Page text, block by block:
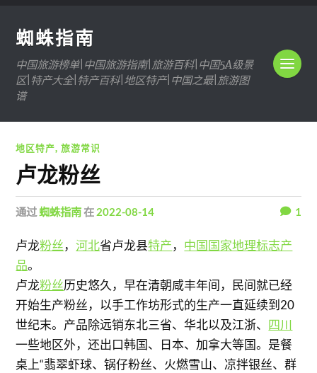
蜘蛛指南
中国旅游榜单|中国旅游指南|旅游百科|中国5A级景
区|特产大全|特产百科|地区特产|中国之最|旅游图
谱
地区特产,旅游常识
卢龙粉丝
通过蜘蛛指南在 2022-08-14 1
卢龙粉丝，河北省卢龙县特产， 中国国家地理标志产
品。
卢龙粉丝历史悠久，早在清朝咸丰年间，民间就已经
开始生产粉丝，以手工作坊形式的生产一直延续到20
世纪末。产品除远销东北三省、华北以及江浙、 四川
一些地区外，还出口韩国、日本、加拿大等国。是餐
桌上“翡翠虾球、锅仔粉丝、火燃雪山、凉拌银丝、群